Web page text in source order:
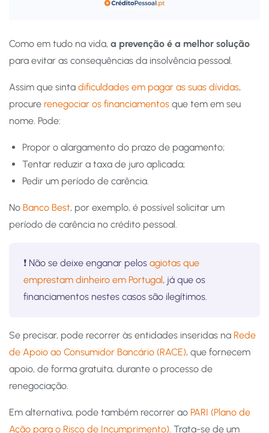
Como em tudo na vida, a prevenção é a melhor solução
para evitar as consequências da insolvência pessoal.
Assim que sinta dificuldades em pagar as suas dívidas,
procure renegociar os financiamentos que tem em seu
nome. Pode:
Propor o alargamento do prazo de pagamento;
Tentar reduzir a taxa de juro aplicada;
Pedir um período de carência.
No Banco Best, por exemplo, é possível solicitar um
período de carência no crédito pessoal.
❗️ Não se deixe enganar pelos agiotas que
emprestam dinheiro em Portugal, já que os
financiamentos nestes casos são ilegítimos.
Se precisar, pode recorrer às entidades inseridas na Rede
de Apoio ao Consumidor Bancário (RACE), que fornecem
apoio, de forma gratuita, durante o processo de
renegociação.
Em alternativa, pode também recorrer ao PARI (Plano de
Ação para o Risco de Incumprimento). Trata-se de um